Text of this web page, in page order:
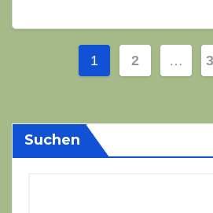
Beiträge
1 2 …
Suchen